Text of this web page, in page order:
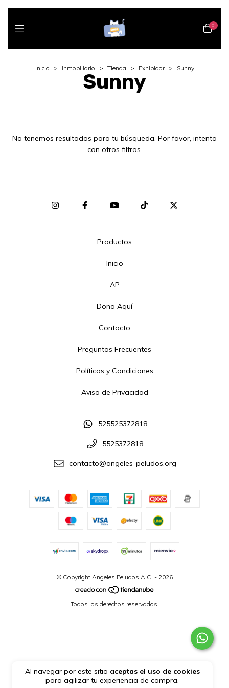
0
Al navegar por este sitio aceptas el uso de cookies
para agilizar tu experiencia de compra.
Inicio > Inmobiliario > Tienda > Exhibidor > Sunny
Sunny
No tenemos resultados para tu búsqueda. Por favor, intenta
con otros filtros.
Productos
Inicio
AP
Dona Aquí
Contacto
Preguntas Frecuentes
Políticas y Condiciones
Aviso de Privacidad
525525372818
5525372818
contacto@angeles-peludos.org
© Copyright Angeles Peludos A.C. - 2026
Todos los derechos reservados.